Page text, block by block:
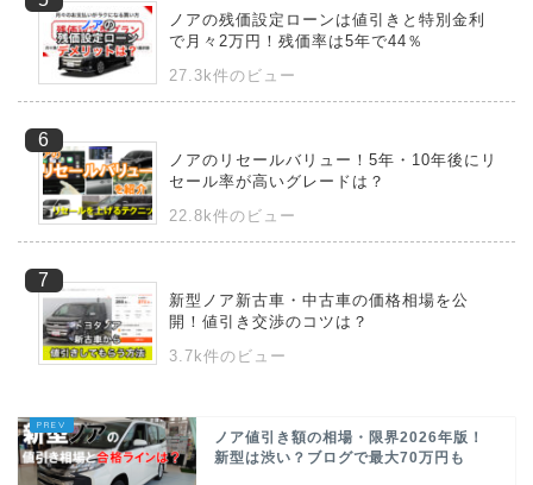
ノアの残価設定ローンは値引きと特別金利
で月々2万円！残価率は5年で44％
27.3k件のビュー
ノアのリセールバリュー！5年・10年後にリ
セール率が高いグレードは？
22.8k件のビュー
新型ノア新古車・中古車の価格相場を公
開！値引き交渉のコツは？
3.7k件のビュー
ノア値引き額の相場・限界2026年版！
新型は渋い？ブログで最大70万円も